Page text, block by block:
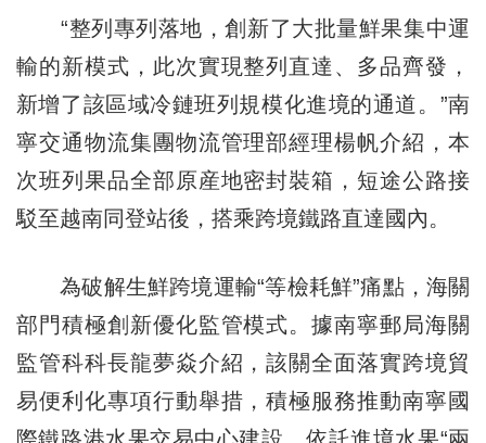
“整列專列落地，創新了大批量鮮果集中運
輸的新模式，此次實現整列直達、多品齊發，
新增了該區域冷鏈班列規模化進境的通道。”南
寧交通物流集團物流管理部經理楊帆介紹，本
次班列果品全部原産地密封裝箱，短途公路接
駁至越南同登站後，搭乘跨境鐵路直達國內。
為破解生鮮跨境運輸“等檢耗鮮”痛點，海關
部門積極創新優化監管模式。據南寧郵局海關
監管科科長龍夢焱介紹，該關全面落實跨境貿
易便利化專項行動舉措，積極服務推動南寧國